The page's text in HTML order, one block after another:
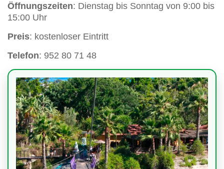
Öffnungszeiten: Dienstag bis Sonntag von 9:00 bis
15:00 Uhr
Preis: kostenloser Eintritt
Telefon: 952 80 71 48